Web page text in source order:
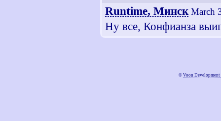
Runtime, Минск March
Ну все, Конфианза
© Voon Development